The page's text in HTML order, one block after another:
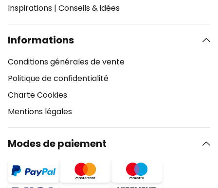
Inspirations | Conseils & idées
Informations
Conditions générales de vente
Politique de confidentialité
Charte Cookies
Mentions légales
Modes de paiement